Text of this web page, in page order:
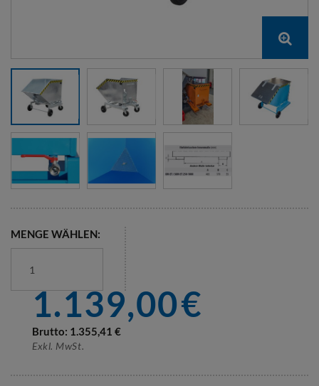
MENGE WÄHLEN:
1.139,00€
Brutto: 1.355,41 €
Exkl. MwSt.